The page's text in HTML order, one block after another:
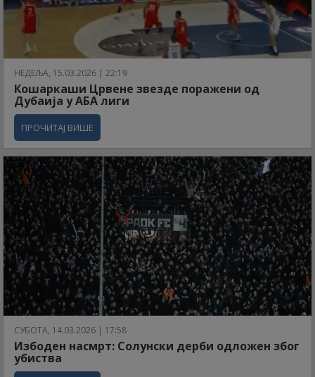
НЕДЕЉА, 15.03.2026 | 22:19
Кошаркаши Црвене звезде поражени од
Дубаија у АБА лиги
ПРОЧИТАЈ ВИШЕ
СУБОТА, 14.03.2026 | 17:58
Избоден насмрт: Солунски дерби одложен због
убиства